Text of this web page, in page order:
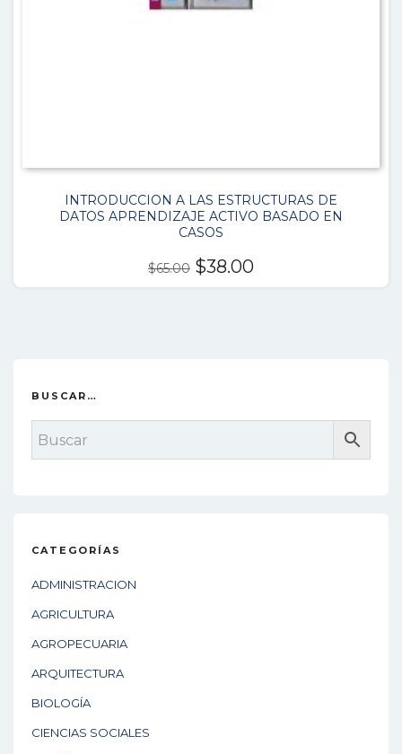
INTRODUCCION A LAS ESTRUCTURAS DE
DATOS APRENDIZAJE ACTIVO BASADO EN
CASOS
$65.00 El
precio
$38.00
precio
BUSCAR…
CATEGORÍAS
ADMINISTRACION
AGRICULTURA
AGROPECUARIA
ARQUITECTURA
BIOLOGÍA
CIENCIAS SOCIALES